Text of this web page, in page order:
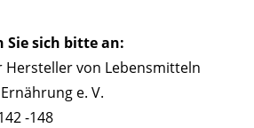
Sie sich bitte an:
Hersteller von Lebensmitteln
e. V.
-148